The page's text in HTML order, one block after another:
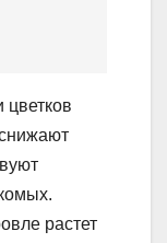
цветков
снижают
растет